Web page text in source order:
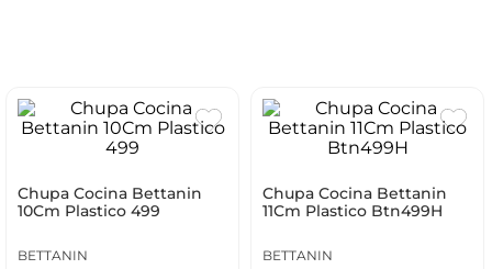
Chupa Cocina Bettanin
10Cm Plastico 499
BETTANIN
Chupa Cocina Bettanin
11Cm Plastico Btn499H
BETTANIN